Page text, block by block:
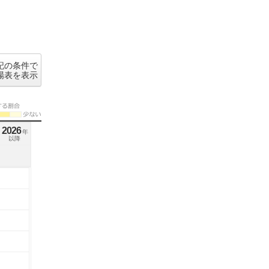
の条件で
表を表示
2026年
以降